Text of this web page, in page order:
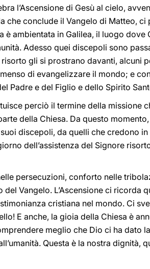
l’Ascensione di Gesù al cielo,
che conclude il Vangelo di Matteo,
è ambientata in Galilea, il luogo
Adesso quei discepoli sono
gli si prostrano davanti, alcuni
di evangelizzare il mondo; e
Padre e del Figlio e dello Spirito
perciò il termine della missione
della Chiesa. Da questo
discepoli, da quelli che credono
dell’assistenza del Signore
persecuzioni, conforto nelle
del Vangelo. L’Ascensione ci ricorda
cristiana nel mondo. Ci
E anche, la gioia della Chiesa è
meglio che Dio ci ha dato
Questa è la nostra dignità,